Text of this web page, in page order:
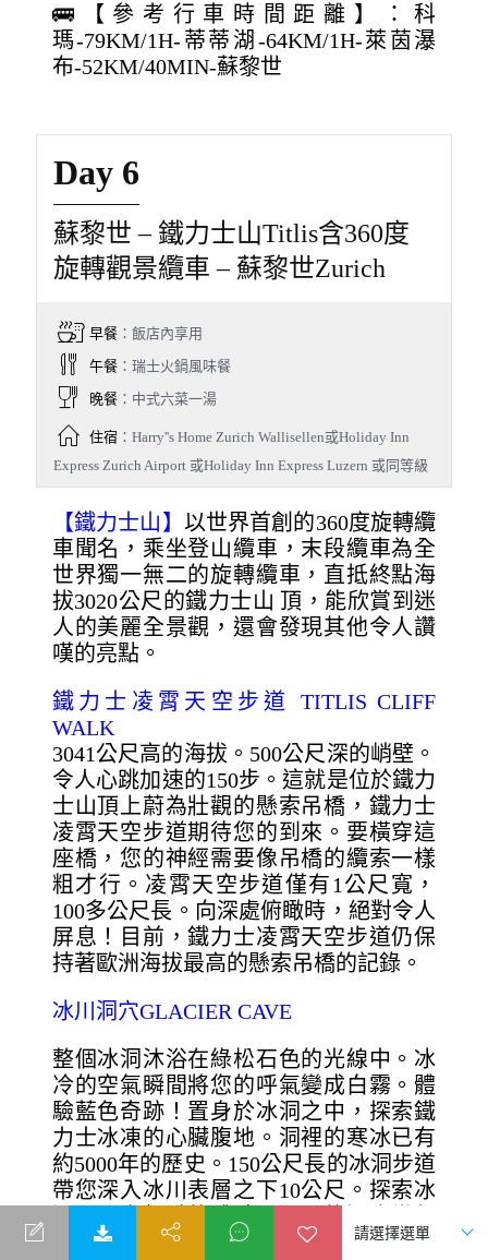
🚌【參考行車時間距離】：科
瑪-79KM/1H-蒂蒂湖-64KM/1H-萊茵瀑
布-52KM/40MIN-蘇黎世
Day 6
蘇黎世 – 鐵力士山Titlis含360度
旋轉觀景纜車 – 蘇黎世Zurich
早餐：飯店內享用
午餐：瑞士火鍋風味餐
晚餐：中式六菜一湯
住宿：Harry''s Home Zurich Wallisellen或Holiday Inn
Express Zurich Airport 或Holiday Inn Express Luzern 或同等級
【鐵力士山】 以世界首創的360度旋轉纜
車聞名，乘坐登山纜車，末段纜車為全
世界獨一無二的旋轉纜車，直抵終點海
拔3020公尺的鐵力士山 頂，能欣賞到迷
人的美麗全景觀，還會發現其他令人讚
嘆的亮點。
鐵力士凌霄天空步道 TITLIS CLIFF
WALK
3041公尺高的海拔。500公尺深的峭壁。
令人心跳加速的150步。這就是位於鐵力
士山頂上蔚為壯觀的懸索吊橋，鐵力士
凌霄天空步道期待您的到來。要橫穿這
座橋，您的神經需要像吊橋的纜索一樣
粗才行。凌霄天空步道僅有1公尺寬，
100多公尺長。向深處俯瞰時，絕對令人
屏息！目前，鐵力士凌霄天空步道仍保
持著歐洲海拔最高的懸索吊橋的記錄。
冰川洞穴GLACIER CAVE
整個冰洞沐浴在綠松石色的光線中。冰
冷的空氣瞬間將您的呼氣變成白霧。體
驗藍色奇跡！置身於冰洞之中，探索鐵
力士冰凍的心臟腹地。洞裡的寒冰已有
約5000年的歷史。150公尺長的冰洞步道
帶您深入冰川表層之下10公尺。探索冰
洞是一次超酷的體驗。洞內的溫度常年
保持在零下1.5℃。